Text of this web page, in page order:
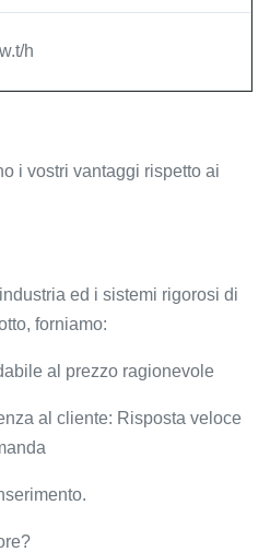
h
i vostri vantaggi rispetto ai
ed i sistemi rigorosi di
forniamo:
al prezzo ragionevole
al cliente: Risposta veloce